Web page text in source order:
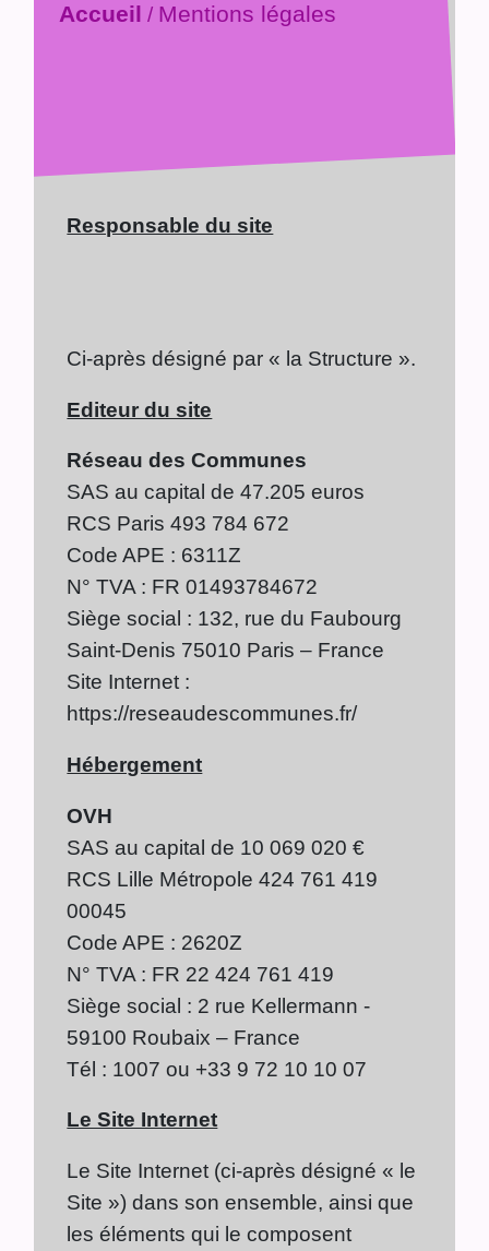
Accueil / Mentions légales
Responsable du site
Ci-après désigné par « la Structure ».
Editeur du site
Réseau des Communes
SAS au capital de 47.205 euros
RCS Paris 493 784 672
Code APE : 6311Z
N° TVA : FR 01493784672
Siège social : 132, rue du Faubourg
Saint-Denis 75010 Paris – France
Site Internet :
https://reseaudescommunes.fr/
Hébergement
OVH
SAS au capital de 10 069 020 €
RCS Lille Métropole 424 761 419
00045
Code APE : 2620Z
N° TVA : FR 22 424 761 419
Siège social : 2 rue Kellermann -
59100 Roubaix – France
Tél : 1007 ou +33 9 72 10 10 07
Le Site Internet
Le Site Internet (ci-après désigné « le
Site ») dans son ensemble, ainsi que
les éléments qui le composent